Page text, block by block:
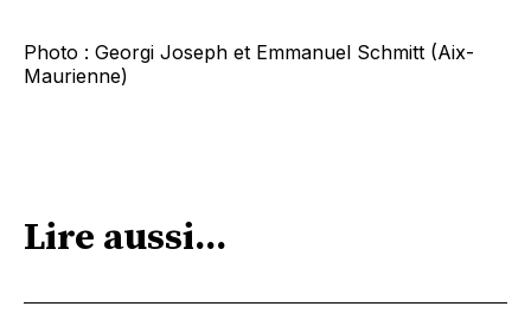
Photo : Georgi Joseph et Emmanuel Schmitt (Aix-
Maurienne)
Lire aussi...